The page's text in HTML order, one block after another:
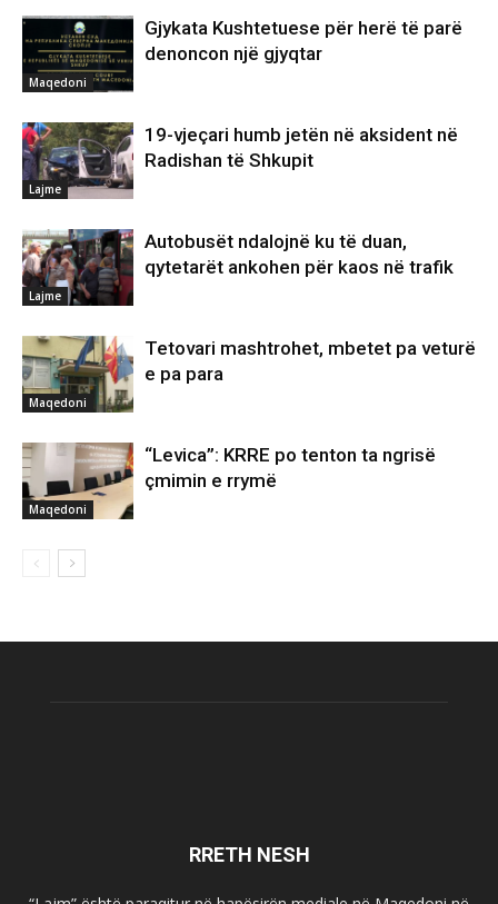
Maqedoni
Gjykata Kushtetuese për herë të parë
denoncon një gjyqtar
Lajme
19-vjeçari humb jetën në aksident në
Radishan të Shkupit
Lajme
Autobusët ndalojnë ku të duan,
qytetarët ankohen për kaos në trafik
Maqedoni
Tetovari mashtrohet, mbetet pa veturë
e pa para
Maqedoni
“Levica”: KRRE po tenton ta ngrisë
çmimin e rrymë
RRETH NESH